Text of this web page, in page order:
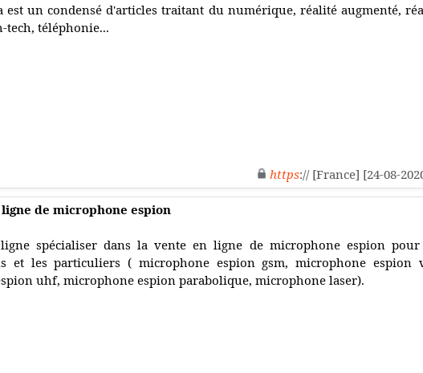
est un condensé d'articles traitant du numérique, réalité augmenté,
téléphonie...
https:// [France] [24-08-
de microphone espion
spécialiser dans la vente en ligne de microphone espion pour
et les particuliers ( microphone espion gsm, microphone espion
uhf, microphone espion parabolique, microphone laser).